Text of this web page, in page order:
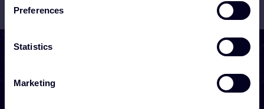
n
Preferences
Statistics
MarketingBeginnen Sie mit dem